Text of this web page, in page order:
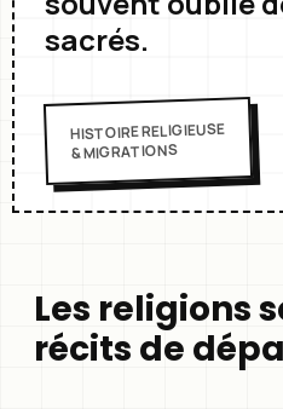
sacrés.
HISTOIRE RELIGIEUSE
& MIGRATIONS
Les religions
récits de